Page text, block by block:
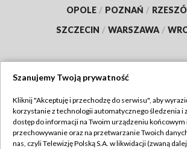
OPOLE / POZNAŃ /
SZCZECIN / WARSZAWA /
TVP
Abonament TVP
Regulamin TVP
Szanujemy Twoją prywatność
Kliknij "Akceptuję i przechodzę do serwisu", aby
korzystanie z technologii automatycznego śledzenia i
dostęp do informacji na Twoim urządzeniu końcowym
przechowywanie oraz na przetwarzanie Twoich
nas, czyli Telewizję Polską S.A. w likwidacji (zwaną